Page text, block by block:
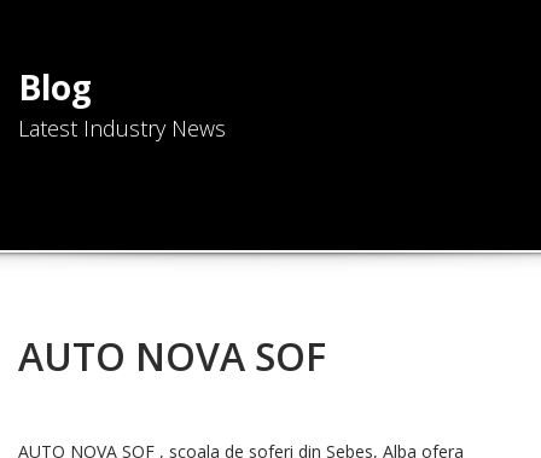
Blog
Latest Industry News
AUTO NOVA SOF
AUTO NOVA SOF , scoala de soferi din Sebes, Alba ofera